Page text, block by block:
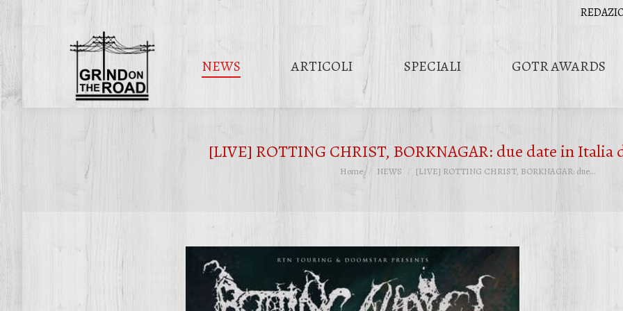
NEWS ARTICOLI SPECIALI GOTR AWARDS
[LIVE] ROTTING CHRIST, BORKNAGAR: due date in Italia
Tu sei qui:
Home NEWS [LIVE] ROTTING CHRIST, BORKNAGAR: due…